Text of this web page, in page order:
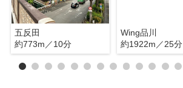
五反田
約773m／10分
Wing品川
約1922m／25分